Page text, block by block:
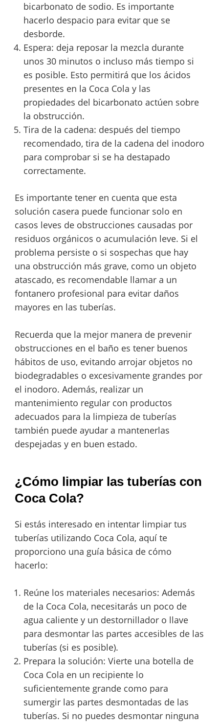
bicarbonato de sodio. Es importante
hacerlo despacio para evitar que se
desborde.
Espera: deja reposar la mezcla durante
unos 30 minutos o incluso más tiempo si
es posible. Esto permitirá que los ácidos
presentes en la Coca Cola y las
propiedades del bicarbonato actúen sobre
la obstrucción.
Tira de la cadena: después del tiempo
recomendado, tira de la cadena del inodoro
para comprobar si se ha destapado
correctamente.
Es importante tener en cuenta que esta
solución casera puede funcionar solo en
casos leves de obstrucciones causadas por
residuos orgánicos o acumulación leve. Si el
problema persiste o si sospechas que hay
una obstrucción más grave, como un objeto
atascado, es recomendable llamar a un
fontanero profesional para evitar daños
mayores en las tuberías.
Recuerda que la mejor manera de prevenir
obstrucciones en el baño es tener buenos
hábitos de uso, evitando arrojar objetos no
biodegradables o excesivamente grandes por
el inodoro. Además, realizar un
mantenimiento regular con productos
adecuados para la limpieza de tuberías
también puede ayudar a mantenerlas
despejadas y en buen estado.
¿Cómo limpiar las tuberías con
Coca Cola?
Si estás interesado en intentar limpiar tus
tuberías utilizando Coca Cola, aquí te
proporciono una guía básica de cómo
hacerlo:
Reúne los materiales necesarios: Además
de la Coca Cola, necesitarás un poco de
agua caliente y un destornillador o llave
para desmontar las partes accesibles de las
tuberías (si es posible).
Prepara la solución: Vierte una botella de
Coca Cola en un recipiente lo
suficientemente grande como para
sumergir las partes desmontadas de las
tuberías. Si no puedes desmontar ninguna